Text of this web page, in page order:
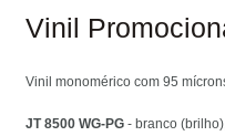
Vinil
Vinil monomérico com 95
JT 8500 WG-PG - branco